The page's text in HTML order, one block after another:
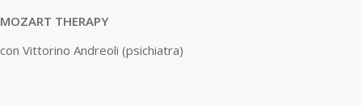
MOZART THERAPY
con Vittorino Andreoli (psichiatra)